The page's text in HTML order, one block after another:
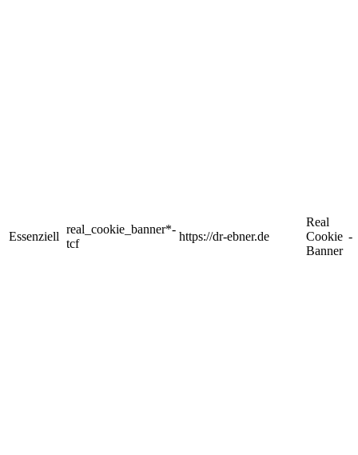
Essenziell
real_cookie_banner*-
tcf
https://dr-ebner.de
Real
Cookie
Banner
-